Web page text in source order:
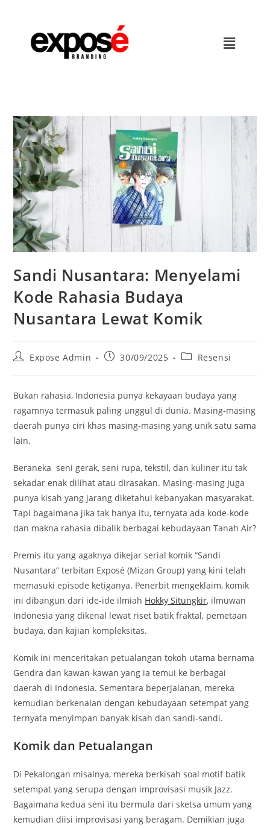
Sandi Nusantara: Menyelami
Kode Rahasia Budaya
Nusantara Lewat Komik
Expose Admin 30/09/2025 Resensi
Bukan rahasia, Indonesia punya kekayaan budaya yang
ragamnya termasuk paling unggul di dunia. Masing-masing
daerah punya ciri khas masing-masing yang unik satu sama
lain.
Beraneka seni gerak, seni rupa, tekstil, dan kuliner itu tak
sekadar enak dilihat atau dirasakan. Masing-masing juga
punya kisah yang jarang diketahui kebanyakan masyarakat.
Tapi bagaimana jika tak hanya itu, ternyata ada kode-kode
dan makna rahasia dibalik berbagai kebudayaan Tanah Air?
Premis itu yang agaknya dikejar serial komik “Sandi
Nusantara” terbitan Exposé (Mizan Group) yang kini telah
memasuki episode ketiganya. Penerbit mengeklaim, komik
ini dibangun dari ide-ide ilmiah Hokky Situngkir, ilmuwan
Indonesia yang dikenal lewat riset batik fraktal, pemetaan
budaya, dan kajian kompleksitas.
Komik ini menceritakan petualangan tokoh utama bernama
Gendra dan kawan-kawan yang ia temui ke berbagai
daerah di Indonesia. Sementara beperjalanan, mereka
kemudian berkenalan dengan kebudayaan setempat yang
ternyata menyimpan banyak kisah dan sandi-sandi.
Komik dan Petualangan
Di Pekalongan misalnya, mereka berkisah soal motif batik
setempat yang serupa dengan improvisasi musik Jazz.
Bagaimana kedua seni itu bermula dari sketsa umum yang
kemudian diisi improvisasi yang beragam. Demikian juga